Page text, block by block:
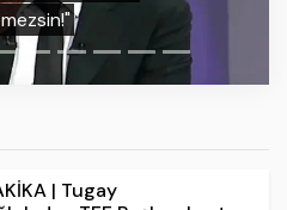
milletini tanıyamadılar!"
| Tugay